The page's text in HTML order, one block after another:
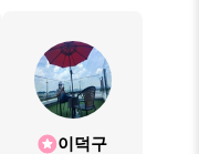
이덕구